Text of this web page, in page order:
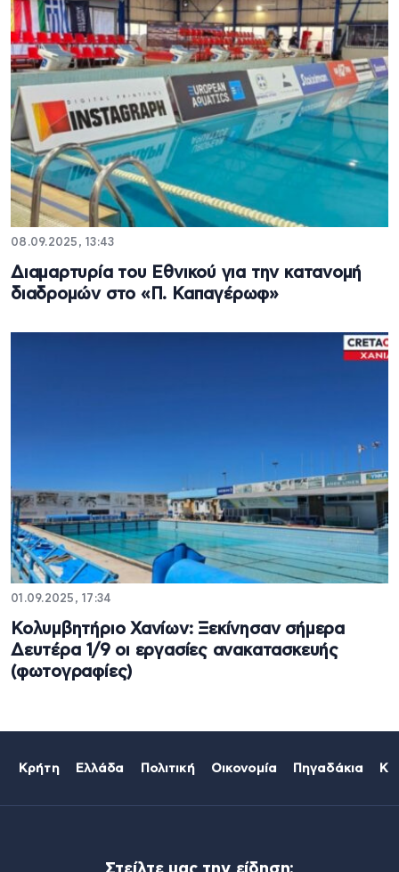
08.09.2025, 13:43
Διαμαρτυρία του Εθνικού για την κατανομή
διαδρομών στο «Π. Καπαγέρωφ»
01.09.2025, 17:34
Κολυμβητήριο Χανίων: Ξεκίνησαν σήμερα
Δευτέρα 1/9 οι εργασίες ανακατασκευής
(φωτογραφίες)
Κρήτη Ελλάδα Πολιτική Οικονομία Πηγαδάκια